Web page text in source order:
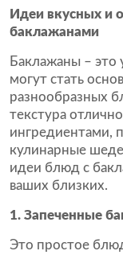
Идеи вкусных и
баклажанами
Баклажаны –
могут стать
разнообразных
текстура
ингредиентами,
кулинарные
идеи блюд с
ваших близких.
1. Запеченные
Это простое